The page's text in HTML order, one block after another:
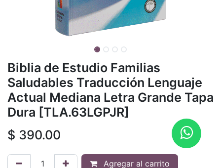
Biblia de Estudio Familias
Saludables Traducción Lenguaje
Actual Mediana Letra Grande Tapa
Dura [TLA.63LGPJR]
$ 390.00
Agregar al carrito